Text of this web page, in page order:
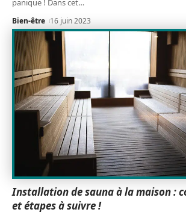
panique ! Dans cet…
Bien-être 16 juin 2023
Installation de sauna à la maison :
et étapes à suivre !